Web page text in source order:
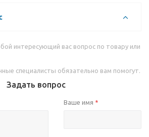
интересующий вас вопрос по товару или
специалисты обязательно вам помогут.
Задать вопрос
Ваше имя *